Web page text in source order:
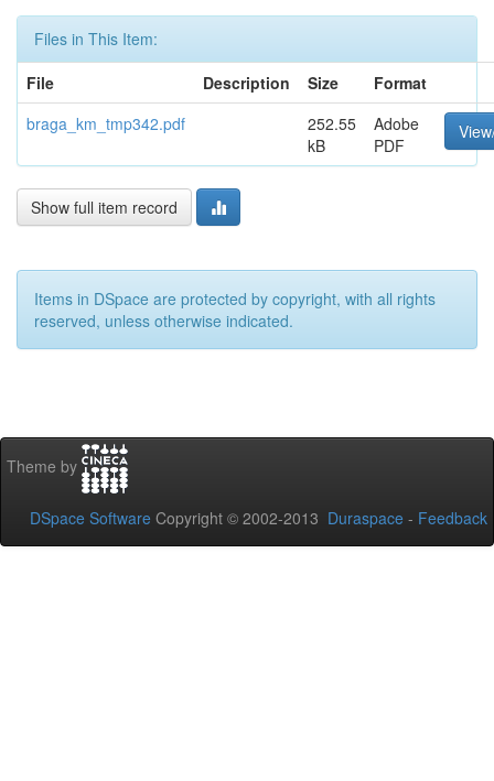
Files in This Item:
File
Description Size
Format
braga_km_tmp342.pdf
252.55
kB
Adobe
PDF
Show full item record
Items in DSpace are protected by copyright, with all rights
reserved, unless otherwise indicated.
Theme by
DSpace Software Copyright © 2002-2013 Duraspace - Feedback